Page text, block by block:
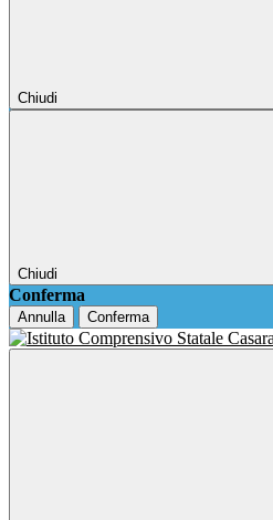
Chiudi
Chiudi
Conferma
Annulla Conferma